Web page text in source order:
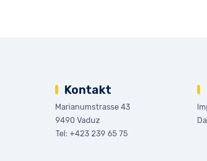
Kontakt
Marianumstrasse 43
9490 Vaduz
Tel: +423 239 65 75